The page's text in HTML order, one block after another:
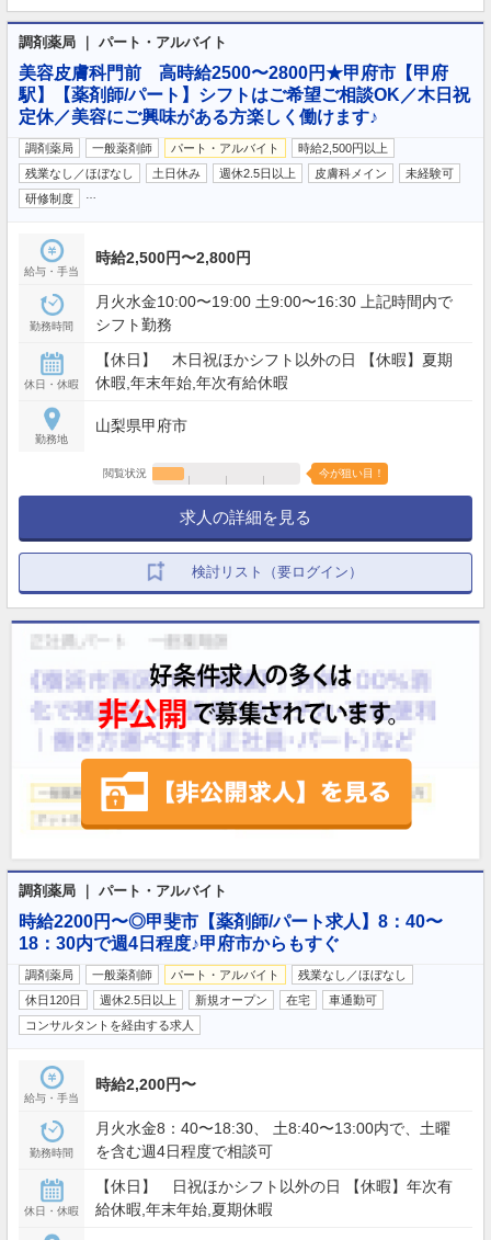
調剤薬局 ｜ パート・アルバイト
美容皮膚科門前 高時給2500〜2800円★甲府市【甲府
駅】【薬剤師/パート】シフトはご希望ご相談OK／木日祝
定休／美容にご興味がある方楽しく働けます♪
調剤薬局 一般薬剤師 パート・アルバイト
時給2,500円以上
残業なし／ほぼなし
土日休み 週休2.5日以上 皮膚科メイン
未経験可
研修制度
給与・手当
時給2,500円〜2,800円
勤務時間
月火水金10:00〜19:00 土9:00〜16:30 上記時間内で
シフト勤務
休日・休暇
【休日】 木日祝ほかシフト以外の日 【休暇】夏期
休暇,年末年始,年次有給休暇
勤務地
山梨県甲府市
閲覧状況 今が狙い目！
求人の詳細を見る
検討リスト（要ログイン）
調剤薬局 ｜ パート・アルバイト
時給2200円〜◎甲斐市【薬剤師/パート求人】8：40〜
18：30内で週4日程度♪甲府市からもすぐ
調剤薬局 一般薬剤師 パート・アルバイト
残業なし／ほぼなし
休日120日
週休2.5日以上 新規オープン 在宅
車通勤可
コンサルタントを経由する求人
給与・手当
時給2,200円〜
勤務時間
月火水金8：40〜18:30、 土8:40〜13:00内で、土曜
を含む週4日程度で相談可
休日・休暇
【休日】 日祝ほかシフト以外の日 【休暇】年次有
給休暇,年末年始,夏期休暇